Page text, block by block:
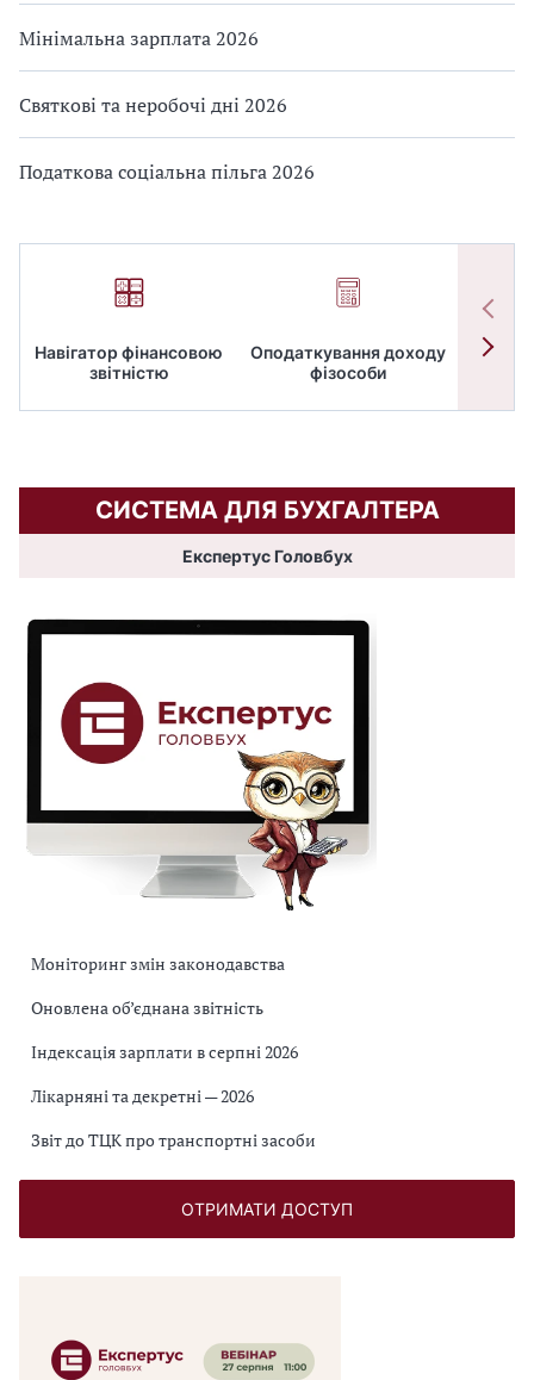
Мінімальна зарплата 2026
Святкові та неробочі дні 2026
Податкова соціальна пільга 2026
Навігатор фінансовою
звітністю
Оподаткування доходу
фізособи
СИСТЕМА ДЛЯ БУХГАЛТЕРА
Експертус Головбух
Моніторинг змін законодавства
Оновлена об’єднана звітність
Індексація зарплати в серпні 2026
Лікарняні та декретні — 2026
Звіт до ТЦК про транспортні засоби
ОТРИМАТИ ДОСТУП